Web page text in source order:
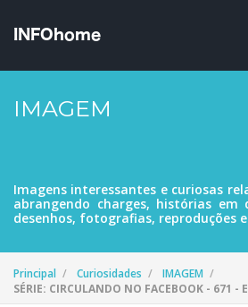
IMAGEM
Imagens interessantes e curiosas
abrangendo charges, histórias em
desenhos, fotografias, reproduções
Principal Curiosidades
IMAGEM
SÉRIE: CIRCULANDO NO FACEBOOK - 671 -